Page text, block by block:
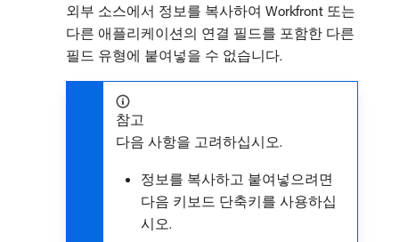
외부 소스에서 정보를 복사하여 Workfront 또는
다른 애플리케이션의 연결 필드를 포함한 다른
필드 유형에 붙여넣을 수 없습니다.
참고
다음 사항을 고려하십시오.
정보를 복사하고 붙여넣으려면
다음 키보드 단축키를 사용하십
시오.